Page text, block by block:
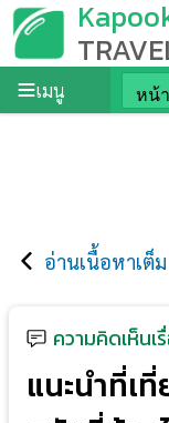
เมนู
อ่านเนื้อหาเต็ม
ความคิดเห็นเ
แนะนำที่เ